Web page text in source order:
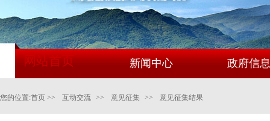
网站首页 新闻中心 政府信
您的位置:首页 >> 互动交流 >> 意见征集 >> 意见征集结果